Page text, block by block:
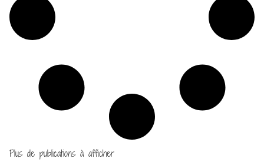
Plus de publications à afficher